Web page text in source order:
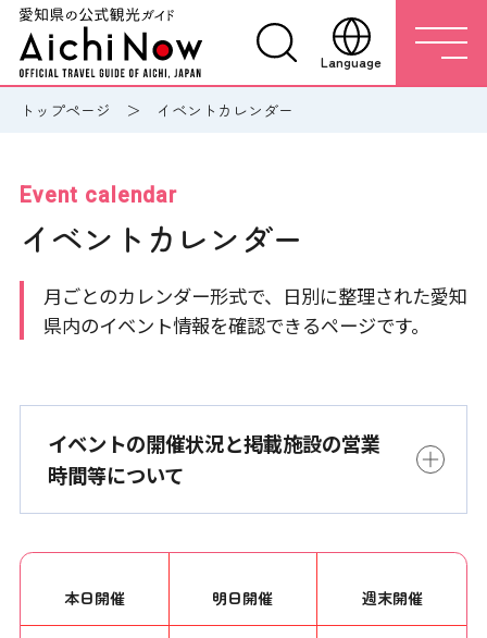
Language
トップページ イベントカレンダー
Event calendar
イベントカレンダー
月ごとのカレンダー形式で、日別に整理された愛知
県内のイベント情報を確認できるページです。
イベントの開催状況と掲載施設の営業
時間等について
本日開催 明日開催 週末開催